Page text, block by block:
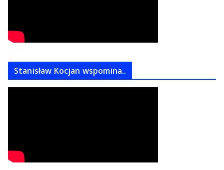
Stanisław Kocjan wspomina..